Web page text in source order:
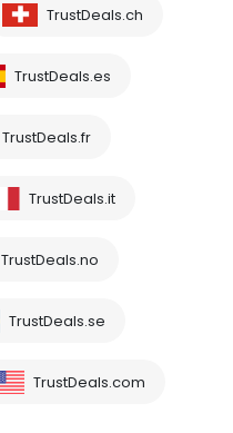
TrustDeals.ch
TrustDeals.es
TrustDeals.fr
TrustDeals.it
TrustDeals.no
TrustDeals.se
TrustDeals.com